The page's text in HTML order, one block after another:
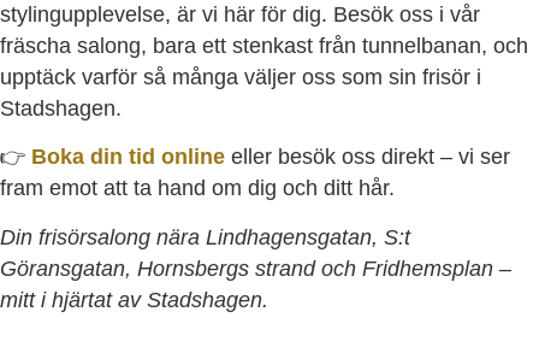
stylingupplevelse, är vi här för dig. Besök oss i vår
fräscha salong, bara ett stenkast från tunnelbanan, och
upptäck varför så många väljer oss som sin frisör i
Stadshagen.
👉 Boka din tid online eller besök oss direkt – vi ser
fram emot att ta hand om dig och ditt hår.
Din frisörsalong nära Lindhagensgatan, S:t
Göransgatan, Hornsbergs strand och Fridhemsplan –
mitt i hjärtat av Stadshagen.